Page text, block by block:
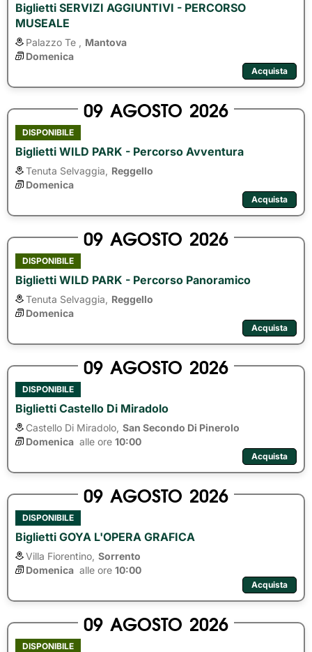
Biglietti SERVIZI AGGIUNTIVI - PERCORSO
MUSEALE
Palazzo Te ,
Mantova
Domenica
Acquista
09 AGOSTO 2026
DISPONIBILE
Biglietti WILD PARK - Percorso Avventura
Tenuta Selvaggia,
Reggello
Domenica
Acquista
09 AGOSTO 2026
DISPONIBILE
Biglietti WILD PARK - Percorso Panoramico
Tenuta Selvaggia,
Reggello
Domenica
Acquista
09 AGOSTO 2026
DISPONIBILE
Biglietti Castello Di Miradolo
Castello Di Miradolo, San Secondo Di Pinerolo
Domenica alle ore 10:00
Acquista
09 AGOSTO 2026
DISPONIBILE
Biglietti GOYA L'OPERA GRAFICA
Villa Fiorentino, Sorrento
Domenica alle ore 10:00
Acquista
09 AGOSTO 2026
DISPONIBILE